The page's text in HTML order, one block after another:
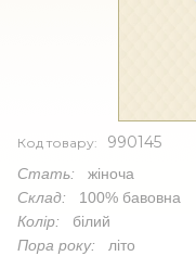
Код товару: 990145
Стать: жіноча
Склад: 100% бавовна
Колір: білий
Пора року: літо